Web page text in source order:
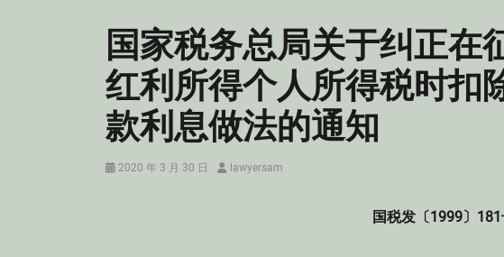
国家税务总局关于纠正在
红利所得个人所得税时扣
款利息做法的通知
Posted
2020 年 3 月 30 日 Authorlawyersam
国税发〔1999〕181